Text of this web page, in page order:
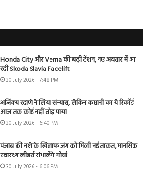
Honda City और Verna की बढ़ी टेंशन, नए अवतार में आ
रही Skoda Slavia Facelift
30 July 2026 - 7:48 PM
अजिंक्य रहाणे ने लिया संन्यास, लेकिन कप्तानी का ये रिकॉर्ड
आज तक कोई नहीं तोड़ पाया
30 July 2026 - 6:40 PM
पंजाब की नशे के खिलाफ जंग को मिली नई ताकत, मानसिक
स्वास्थ्य लीडर्स संभालेंगे मोर्चा
30 July 2026 - 6:06 PM